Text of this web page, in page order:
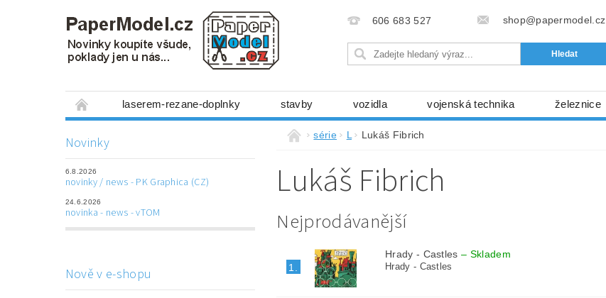
606 683 527 shop@papermodel.cz
laserem-rezane-doplnky stavby vozidla vojenská technika železnice
mechanismy, stavební stroje
laserem řezané doplňky 3D tištěné doplňky modelářské potřeby
Napište nám
Novinky
6.8.2026
novinky / news - PK Graphica (CZ)
24.6.2026
novinka - news - vTOM
Nově v e-shopu
série L Lukáš Fibrich
Lukáš Fibrich
Nejprodávanější
1.
Hrady - Castles– Skladem
Hrady - Castles